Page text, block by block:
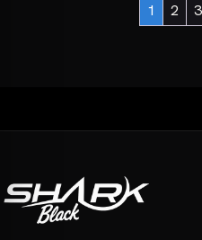
₲ 40.000
se
en
la
1 2 3